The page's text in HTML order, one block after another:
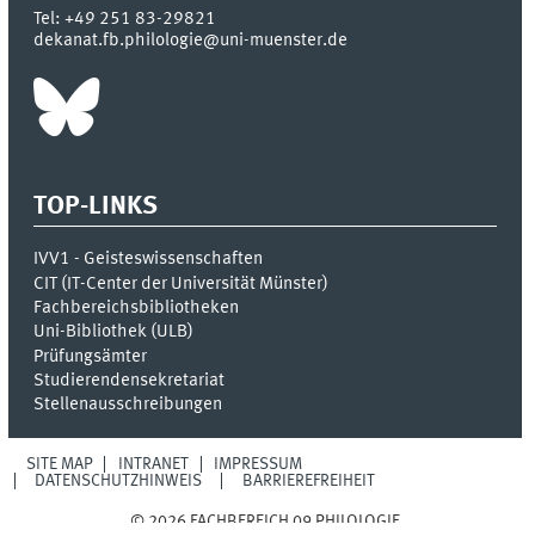
Tel:+49 251 83-29821
dekanat.fb.philologie@uni-muenster.de
TOP-LINKS
IVV1 - Geisteswissenschaften
CIT (IT-Center der Universität Münster)
Fachbereichsbibliotheken
Uni-Bibliothek (ULB)
Prüfungsämter
Studierendensekretariat
Stellenausschreibungen
SITE MAP INTRANET
IMPRESSUM
DATENSCHUTZHINWEIS
BARRIEREFREIHEIT
© 2026 FACHBEREICH 09 PHILOLOGIE